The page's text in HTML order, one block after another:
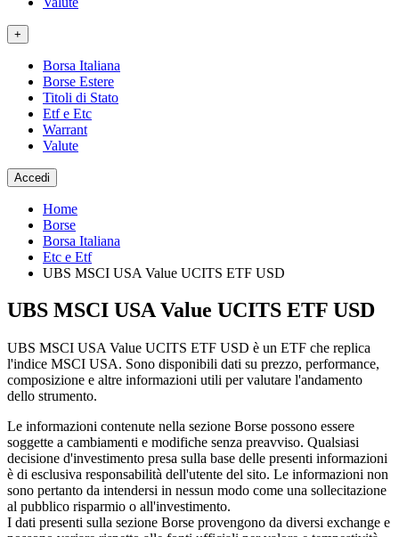
+
Borsa Italiana
Borse Estere
Titoli di Stato
Etf e Etc
Warrant
Valute
Accedi
Home
Borse
Borsa Italiana
Etc e Etf
UBS MSCI USA Value UCITS ETF USD
UBS MSCI USA Value UCITS ETF USD
UBS MSCI USA Value UCITS ETF USD è un ETF che replica
l'indice MSCI USA. Sono disponibili dati su prezzo, performance,
composizione e altre informazioni utili per valutare l'andamento
dello strumento.
Le informazioni contenute nella sezione Borse possono essere
soggette a cambiamenti e modifiche senza preavviso. Qualsiasi
decisione d'investimento presa sulla base delle presenti informazioni
è di esclusiva responsabilità dell'utente del sito. Le informazioni non
sono pertanto da intendersi in nessun modo come una sollecitazione
al pubblico risparmio o all'investimento.
I dati presenti sulla sezione Borse provengono da diversi exchange e